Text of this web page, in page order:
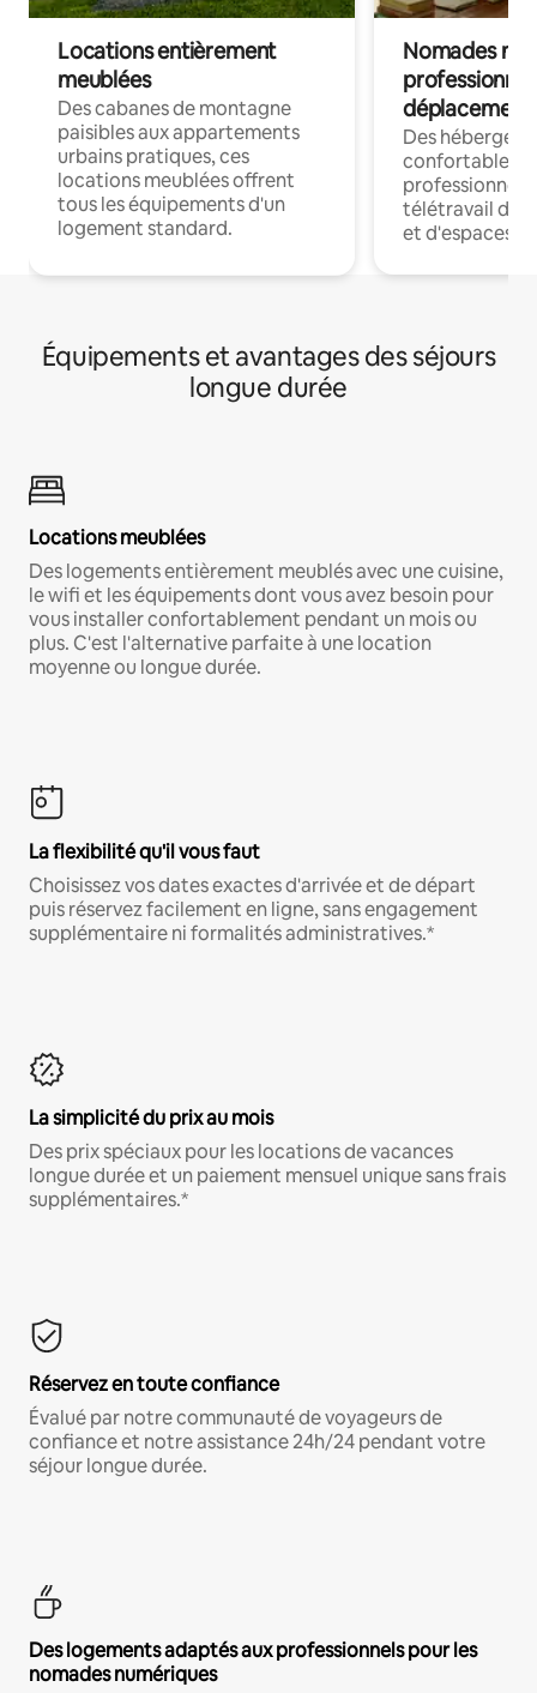
Locations entièrement
meublées
Des cabanes de montagne
paisibles aux appartements
urbains pratiques, ces
locations meublées offrent
tous les équipements d'un
logement standard.
Nomades
déplacement
Des
confortables
professionnels
télétravail
et d'espaces
Équipements et avantages des séjours
longue durée
Locations meublées
Des logements entièrement meublés avec une cuisine,
le wifi et les équipements dont vous avez besoin pour
vous installer confortablement pendant un mois ou
plus. C'est l'alternative parfaite à une location
moyenne ou longue durée.
La flexibilité qu'il vous faut
Choisissez vos dates exactes d'arrivée et de départ
puis réservez facilement en ligne, sans engagement
supplémentaire ni formalités administratives.*
La simplicité du prix au mois
Des prix spéciaux pour les locations de vacances
longue durée et un paiement mensuel unique sans frais
supplémentaires.*
Réservez en toute confiance
Évalué par notre communauté de voyageurs de
confiance et notre assistance 24h/24 pendant votre
séjour longue durée.
Des logements adaptés aux professionnels pour les
nomades numériques